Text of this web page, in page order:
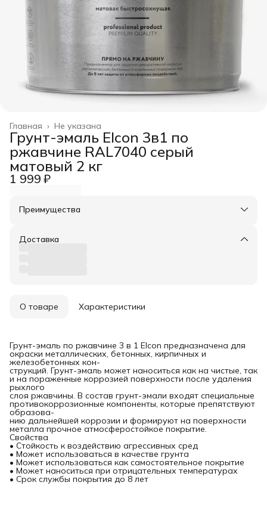
Не указана
Главная ›
Грунт-эмаль Elcon 3в1 по
ржавчине RAL7040 серый
матовый 2 кг
1 999 ₽
Преимущества
Оплата частями в Сплит
Удобный возврат
Доставка
О товаре Характеристики
Грунт-эмаль по ржавчине 3 в 1 Elcon предназначена для
окраски металлических, бетонных, кирпичных и
железобетонных кон-
струкций. Грунт-эмаль может наноситься как на чистые, так
и на пораженные коррозией поверхности после удаления
рыхлого
слоя ржавчины. В состав грунт-эмали входят специальные
противокоррозионные компоненты, которые препятствуют
образова-
нию дальнейшей коррозии и формируют на поверхности
металла прочное атмосферостойкое покрытие.
Свойства
• Стойкость к воздействию агрессивных сред
• Может использоваться в качестве грунта
• Может использоваться как самостоятельное покрытие
• Может наноситься при отрицательных температурах
• Срок службы покрытия до 8 лет